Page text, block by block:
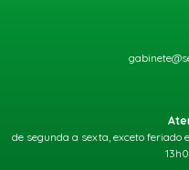
de segunda a sexta, exceto feriado